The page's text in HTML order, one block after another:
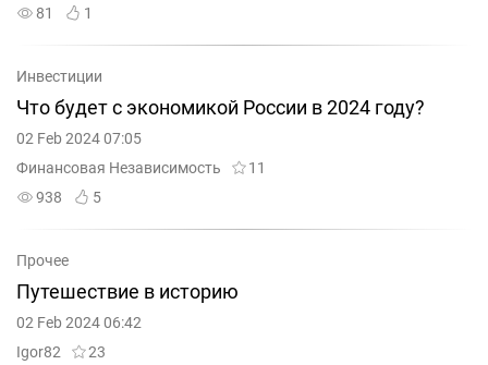
81
1
Инвестиции
Что будет с экономикой России в 2024 году?
02 Feb 2024 07:05
Финансовая Независимость
11
938
5
Прочее
Путешествие в историю
02 Feb 2024 06:42
Igor82
23